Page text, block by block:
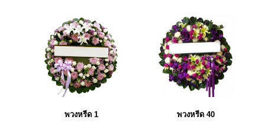
พวงหรีด 1 พวงหรีด 40